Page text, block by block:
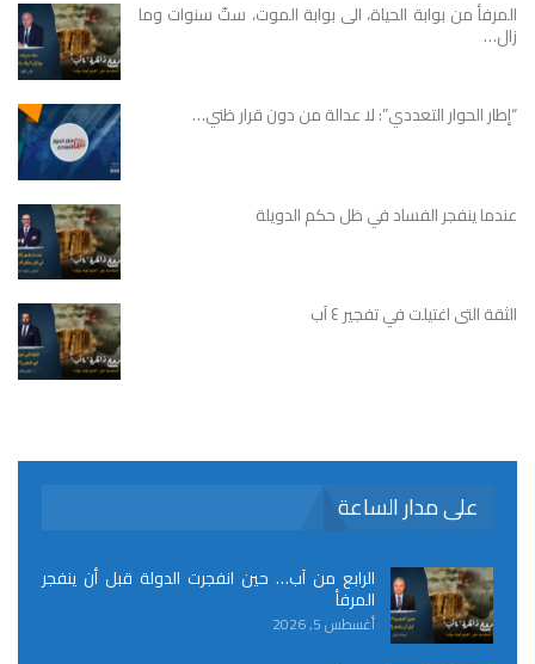
المرفأ من بوابة الحياة، الى بوابة الموت، ستّ سنوات وما
زال…
“إطار الحوار التعددي”: لا عدالة من دون قرار ظني…
عندما ينفجر الفساد في ظل حكم الدويلة
الثقة التى اغتيلت في تفجير ٤ آب
على مدار الساعة
الرابع من آب… حين انفجرت الدولة قبل أن ينفجر
المرفأ
أغسطس 5, 2026